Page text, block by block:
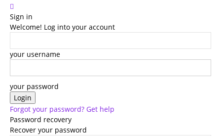
Sign in
Welcome! Log into your account
your username
your password
Forgot your password? Get help
Password recovery
Recover your password